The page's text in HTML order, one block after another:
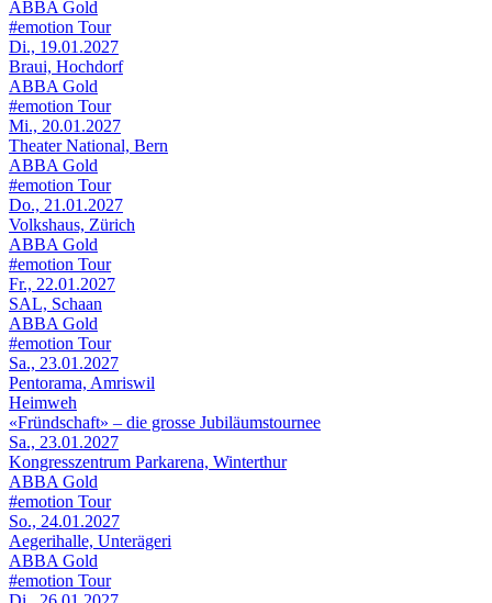
ABBA Gold
#emotion Tour
Di., 19.01.2027
Braui, Hochdorf
ABBA Gold
#emotion Tour
Mi., 20.01.2027
Theater National, Bern
ABBA Gold
#emotion Tour
Do., 21.01.2027
Volkshaus, Zürich
ABBA Gold
#emotion Tour
Fr., 22.01.2027
SAL, Schaan
ABBA Gold
#emotion Tour
Sa., 23.01.2027
Pentorama, Amriswil
Heimweh
«Fründschaft» – die grosse Jubiläumstournee
Sa., 23.01.2027
Kongresszentrum Parkarena, Winterthur
ABBA Gold
#emotion Tour
So., 24.01.2027
Aegerihalle, Unterägeri
ABBA Gold
#emotion Tour